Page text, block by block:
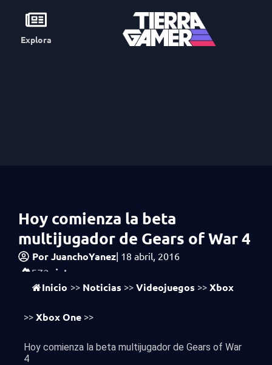
Explora
Hoy comienza la beta
multijugador de Gears of War 4
PorJuanchoYanez| 18 abril, 2016
572 vistas
Inicio >> Noticias >> Videojuegos >> Xbox
>> Xbox One >>
Hoy comienza la beta multijugador de Gears of War
4